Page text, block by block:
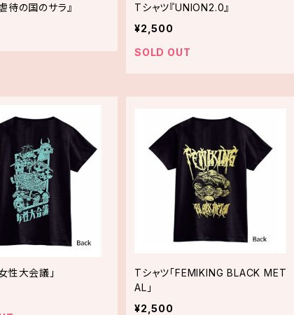
待の国のサラ』
Tシャツ『UNION2.0』
¥2,500
SOLD OUT
性大会議」
Tシャツ「FEMIKING BLACK MET
AL」
¥2,500